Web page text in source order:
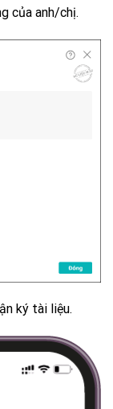
của anh/chị.
ký tài liệu.